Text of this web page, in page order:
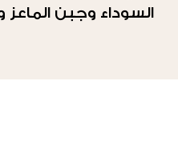
السوداء وجبن الماعز